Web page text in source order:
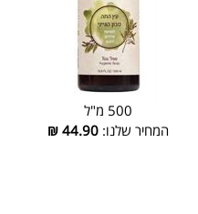
500 מ"ל
המחיר שלנו: 44.90
₪